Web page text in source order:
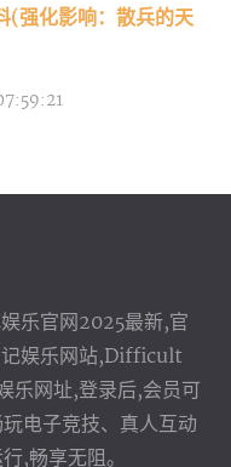
(强化影响：散兵的天
乐官网2025最新,官
娱乐网站,Difficult
网址,登录后,会员可
电子竞技、真人互动
,畅享无阻。